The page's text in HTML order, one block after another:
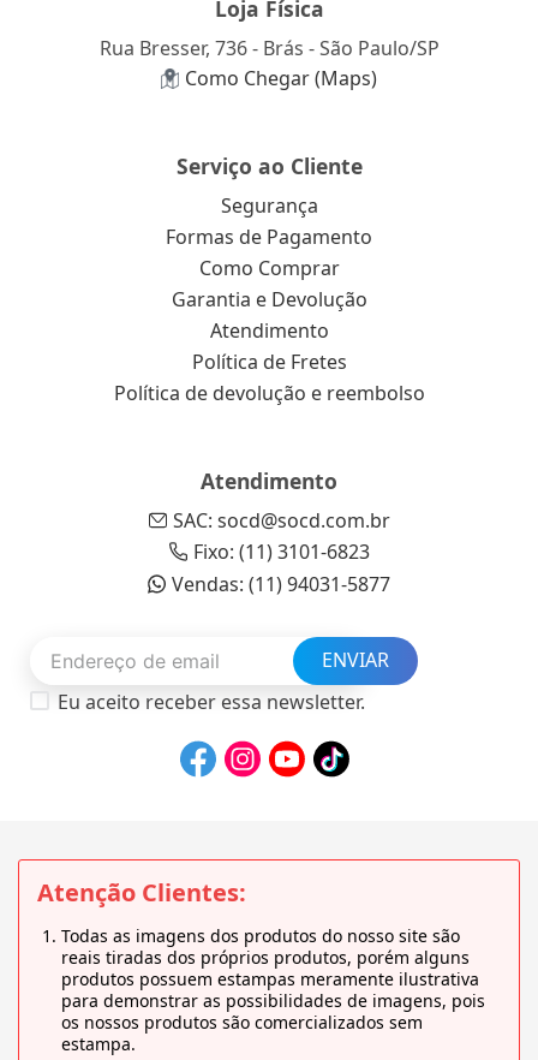
Loja Física
Rua Bresser, 736 - Brás - São Paulo/SP
Como Chegar (Maps)
Serviço ao Cliente
Segurança
Formas de Pagamento
Como Comprar
Garantia e Devolução
Atendimento
Política de Fretes
Política de devolução e reembolso
Atendimento
SAC: socd@socd.com.br
Fixo: (11) 3101-6823
Vendas: (11) 94031-5877
ENVIAR
Eu aceito receber essa newsletter.
Atenção Clientes:
Todas as imagens dos produtos do nosso site são
reais tiradas dos próprios produtos, porém alguns
produtos possuem estampas meramente ilustrativa
para demonstrar as possibilidades de imagens, pois
os nossos produtos são comercializados sem
estampa.